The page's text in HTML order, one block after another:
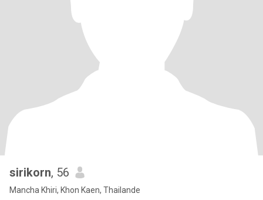
sirikorn, 56
Mancha Khiri, Khon Kaen, Thailande